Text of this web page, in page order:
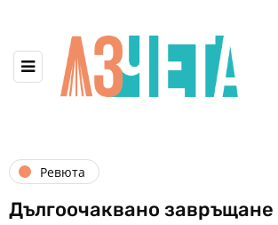
Ревюта
Дългоочаквано завръщане